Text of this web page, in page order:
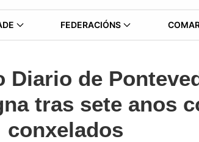
FEDERACIÓNS
Diario de
tras sete anos
conxelados